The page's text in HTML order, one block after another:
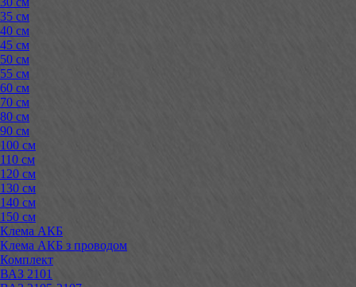
35 см
40 см
45 см
50 см
55 см
60 см
70 см
80 см
90 см
100 см
110 см
120 см
130 см
140 см
150 см
Клема АКБ
Клема АКБ з проводом
Комплект
ВАЗ 2101